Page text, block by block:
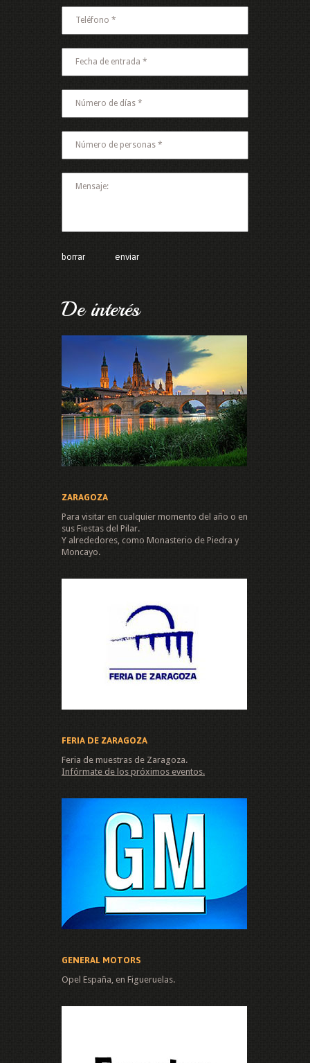
Teléfono *
Fecha de entrada *
Número de días *
Número de personas *
Mensaje:
borrar enviar
De interés
ZARAGOZA
Para visitar en cualquier momento del año o en
sus Fiestas del Pilar.
Y alrededores, como Monasterio de Piedra y
Moncayo.
FERIA DE ZARAGOZA
Feria de muestras de Zaragoza.
Infórmate de los próximos eventos.
GENERAL MOTORS
Opel España, en Figueruelas.